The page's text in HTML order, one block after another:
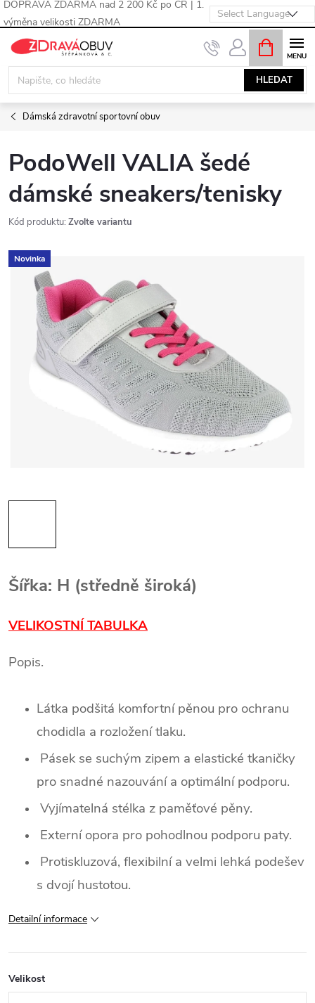
DOPRAVA ZDARMA nad 2 200 Kč po ČR | 1.
výměna velikosti ZDARMA
Přejít
obsah
HLEDAT
NÁKUPNÍ
KOŠÍK
Dámská zdravotní sportovní obuv
PodoWell VALIA šedé
dámské sneakers/tenisky
Kód produktu: Zvolte variantu
Novinka
Šířka: H (středně široká)
VELIKOSTNÍTABULKA
Popis.
Látka podšitá komfortní pěnou pro ochranu
chodidla a rozložení tlaku.
Pásek se suchým zipem a elastické tkaničky
pro snadné nazouvání a optimální podporu.
Vyjímatelná stélka z paměťové pěny.
Externí opora pro pohodlnou podporu paty.
Protiskluzová, flexibilní a velmi lehká podešev
s dvojí hustotou.
Detailní informace
Velikost